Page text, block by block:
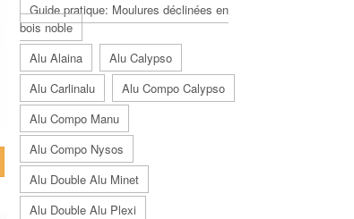
Guide pratique: Moulures déclinées en
bois noble
Alu Alaina
Alu Calypso
Alu Carlinalu
Alu Compo Calypso
Alu Compo Manu
Alu Compo Nysos
Alu Double Alu Minet
Alu Double Alu Plexi